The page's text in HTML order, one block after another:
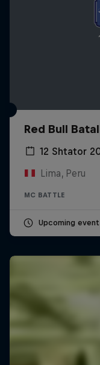
Red Bull
12 Shtator
Lima, Peru
MC BATTLE
Upcoming event